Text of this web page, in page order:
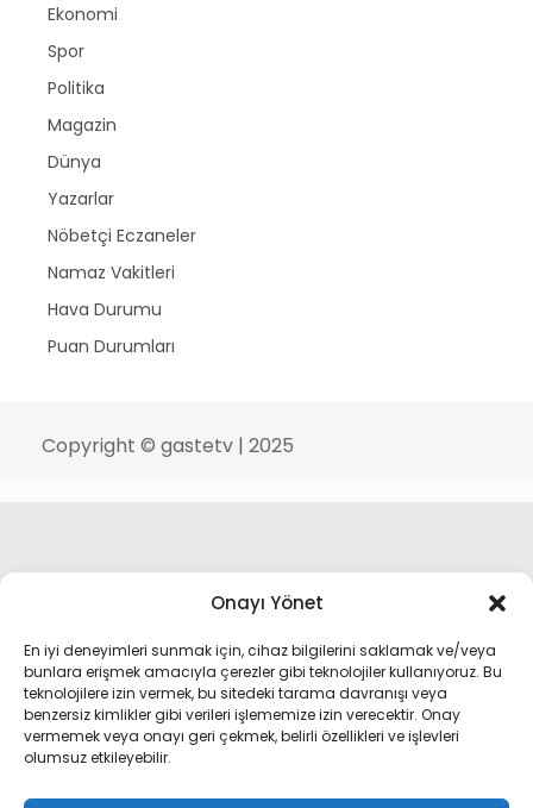
Onayı Yönet
En iyi deneyimleri sunmak için, cihaz bilgilerini saklamak ve/veya
bunlara erişmek amacıyla çerezler gibi teknolojiler kullanıyoruz. Bu
teknolojilere izin vermek, bu sitedeki tarama davranışı veya
benzersiz kimlikler gibi verileri işlememize izin verecektir. Onay
vermemek veya onayı geri çekmek, belirli özellikleri ve işlevleri
olumsuz etkileyebilir.
Ekonomi
Spor
Politika
Magazin
Dünya
Yazarlar
Nöbetçi Eczaneler
Namaz Vakitleri
Hava Durumu
Puan Durumları
Copyright © gastetv | 2025